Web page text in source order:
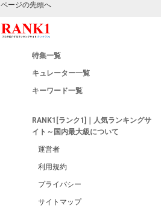
ページの先頭へ
特集一覧
キュレーター一覧
キーワード一覧
RANK1[ランク1]｜人気ランキングサ
イト～国内最大級について
運営者
利用規約
プライバシー
サイトマップ